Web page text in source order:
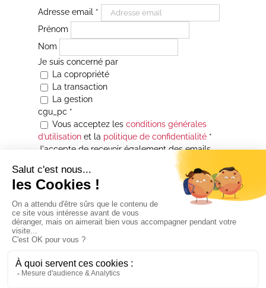
Adresse email *
Prénom
Nom
Je suis concerné par
La copropriété
La transaction
La gestion
cgu_pc *
Vous acceptez les conditions générales
d’utilisationet la politique de confidentialité*
J'accepte de recevoir également des emails
Je souhaite être informé(e) de toutes les
actualités immobilières des agences de la
Maison Atrium Gestion. À tout moment, vous
pourrez utiliser le lien de désabonnement
intégré aux courriers électroniques qui vous
seront envoyés.
* Champs obligatoires